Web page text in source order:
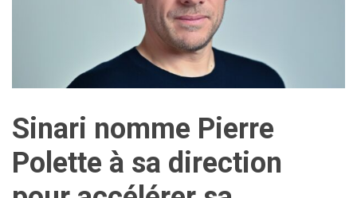
Sinari nomme Pierre
Polette à sa direction